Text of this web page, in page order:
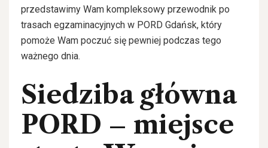
przedstawimy Wam kompleksowy przewodnik po
trasach egzaminacyjnych w PORD Gdańsk, który
pomoże Wam poczuć się pewniej podczas tego
ważnego dnia.
Siedziba główna
PORD – miejsce